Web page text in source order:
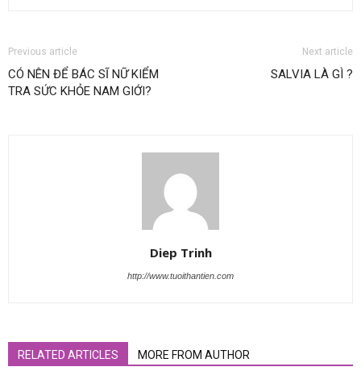
Previous article
CÓ NÊN ĐỂ BÁC SĨ NỮ KIỂM
TRA SỨC KHỎE NAM GIỚI?
Next article
SALVIA LÀ GÌ ?
Diep Trinh
http://www.tuoithantien.com
RELATED ARTICLES MORE FROM AUTHOR